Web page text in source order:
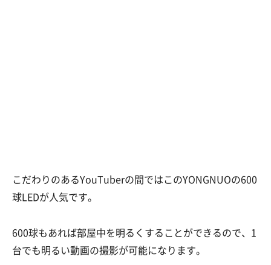
こだわりのあるYouTuberの間ではこのYONGNUOの600
球LEDが人気です。
600球もあれば部屋中を明るくすることができるので、1
台でも明るい動画の撮影が可能になります。